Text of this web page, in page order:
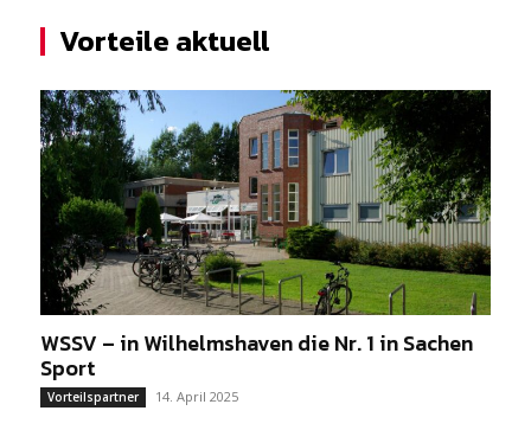
Vorteile aktuell
WSSV – in Wilhelmshaven die Nr. 1 in Sachen
Sport
Vorteilspartner 14. April 2025